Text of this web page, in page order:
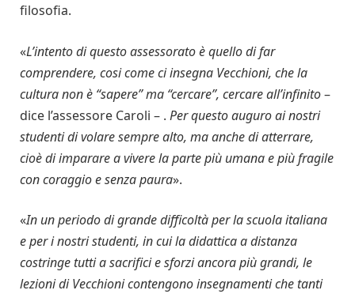
filosofia.
«L’intento di questo assessorato è quello di far
comprendere, cosi come ci insegna Vecchioni, che la
cultura non è “sapere” ma “cercare”, cercare all’infinito–
dice l’assessore Caroli – . Per questo auguro ai nostri
studenti di volare sempre alto, ma anche di atterrare,
cioè di imparare a vivere la parte più umana e più fragile
con coraggio e senza paura».
«In un periodo di grande difficoltà per la scuola italiana
e per i nostri studenti, in cui la didattica a distanza
costringe tutti a sacrifici e sforzi ancora più grandi, le
lezioni di Vecchioni contengono insegnamenti che tanti